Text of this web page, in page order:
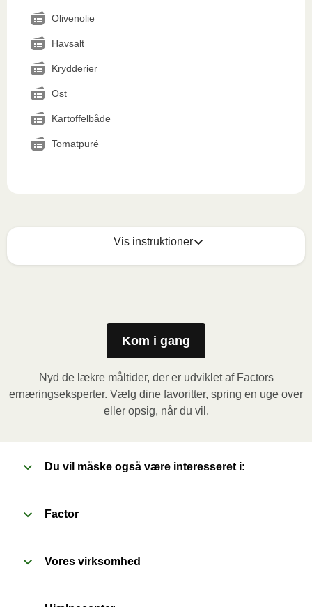
Olivenolie
Havsalt
Krydderier
Ost
Kartoffelbåde
Tomatpuré
Vis instruktioner
minutter. Lad derefter måltidet hvile i yderligere 1
minut, inden du fjerner folien. Vær forsigtig med den
Ovn (170˚C): Forvarm ovnen. Fjern papomslaget og
prik et par huller i folien. Sæt beholderen i en
fjerner folien. Vær forsigtig med den varme damp når
Kom i gang
Nyd de lækre måltider, der er udviklet af Factors
ernæringseksperter. Vælg dine favoritter, spring en uge over
eller opsig, når du vil.
Du vil måske også være interesseret i:
Factor
Vores virksomhed